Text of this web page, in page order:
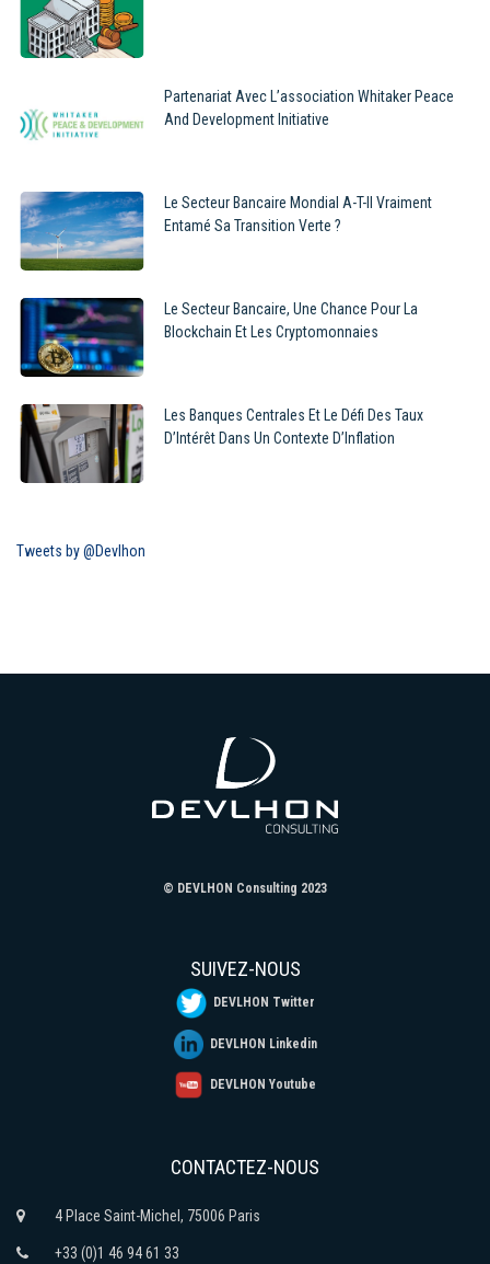
Partenariat Avec L’association Whitaker Peace
And Development Initiative
Le Secteur Bancaire Mondial A-T-Il Vraiment
Entamé Sa Transition Verte ?
Le Secteur Bancaire, Une Chance Pour La
Blockchain Et Les Cryptomonnaies
Les Banques Centrales Et Le Défi Des Taux
D’Intérêt Dans Un Contexte D’Inflation
Tweets by @Devlhon
© DEVLHON Consulting 2023
SUIVEZ-NOUS
DEVLHON Twitter
DEVLHON Linkedin
DEVLHON Youtube
CONTACTEZ-NOUS
4 Place Saint-Michel, 75006 Paris
+33 (0)1 46 94 61 33